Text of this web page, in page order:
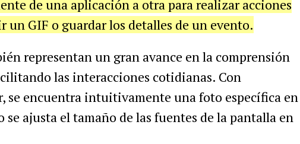
de una aplicación a otra para realizar acciones
un GIF o guardar los detalles de un evento.
representan un gran avance en la comprensión
las interacciones cotidianas. Con
se encuentra intuitivamente una foto específica en
se ajusta el tamaño de las fuentes de la pantalla en